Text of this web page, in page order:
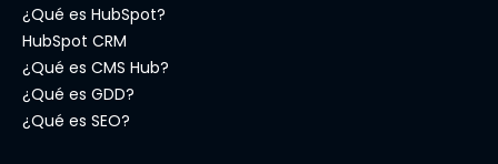
¿Qué es HubSpot?
HubSpot CRM
¿Qué es CMS Hub?
¿Qué es GDD?
¿Qué es SEO?